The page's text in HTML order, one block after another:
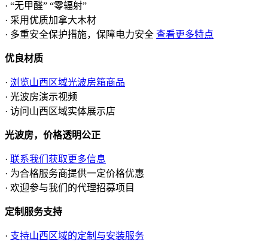
· “无甲醛” “零辐射”
· 采用优质加拿大木材
· 多重安全保护措施，保障电力安全 查看更多特点
优良材质
· 浏览山西区域光波房箱商品
· 光波房演示视频
· 访问山西区域实体展示店
光波房，价格透明公正
· 联系我们获取更多信息
· 为合格服务商提供一定价格优惠
· 欢迎参与我们的代理招募项目
定制服务支持
· 支持山西区域的定制与安装服务